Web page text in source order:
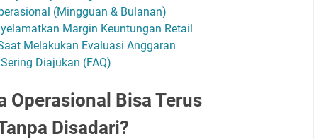
(Mingguan & Bulanan)
Margin Keuntungan Retail
Melakukan Evaluasi Anggaran
Diajukan (FAQ)
Operasional Bisa Terus
Disadari?